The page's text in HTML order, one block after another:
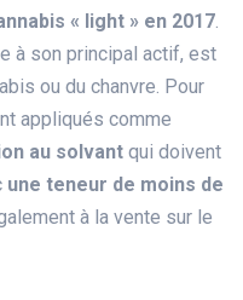
« light » en 2017.
à son principal actif, est
ou du chanvre. Pour
appliqués comme
au solvant qui doivent
une teneur de moins de
à la vente sur le